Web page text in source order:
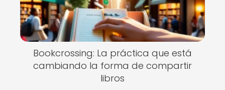
Bookcrossing: La práctica que está
cambiando la forma de compartir
libros